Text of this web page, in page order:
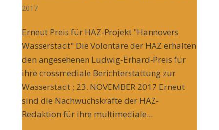
2017
Erneut Preis für HAZ-Projekt "Hannovers
Wasserstadt" Die Volontäre der HAZ erhalten
den angesehenen Ludwig-Erhard-Preis für
ihre crossmediale Berichterstattung zur
Wasserstadt ; 23. NOVEMBER 2017 Erneut
sind die Nachwuchskräfte der HAZ-
Redaktion für ihre multimediale...